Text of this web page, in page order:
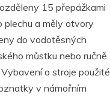
15 přepážkami
a měly otvory
do vodotěsných
můstku nebo ručně
a stroje použité
v námořním